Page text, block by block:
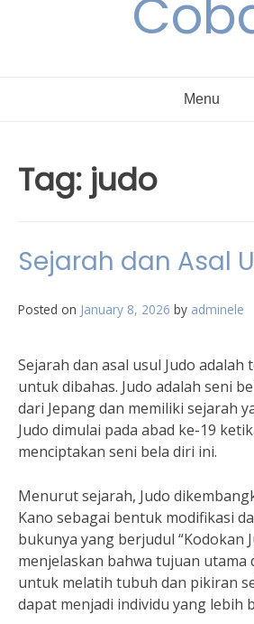
Menu
Tag: judo
Sejarah dan Asal
Posted on January 8, 2026 by adminele
Sejarah dan asal usul Judo
untuk dibahas. Judo adalah seni
dari Jepang dan memiliki sejarah
Judo dimulai pada abad ke-19
menciptakan seni bela diri ini.
Menurut sejarah, Judo
Kano sebagai bentuk modifikasi
bukunya yang berjudul “Kodokan
menjelaskan bahwa tujuan utama
untuk melatih tubuh dan pikiran
dapat menjadi individu yang lebih